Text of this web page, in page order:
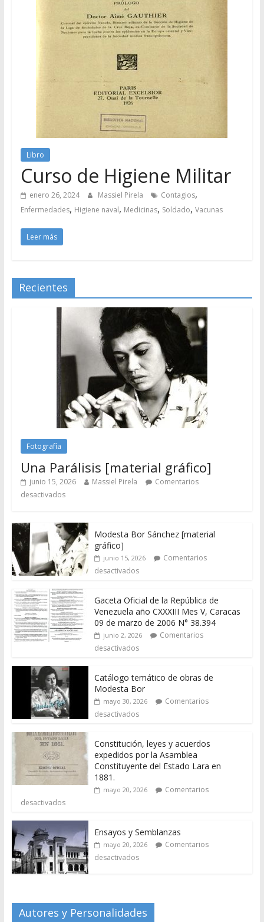
Libro
Curso de Higiene Militar
enero 26, 2024 Massiel Pirela Contagios,
Enfermedades, Higiene naval, Medicinas, Soldado, Vacunas
Leer más
Recientes
Fotografía
Una Parálisis [material gráfico]
junio 15, 2026 Massiel Pirela
Comentarios
desactivados
Modesta Bor Sánchez [material
gráfico]
junio 15, 2026
Comentarios
desactivados
Gaceta Oficial de la República de
Venezuela año CXXXIII Mes V, Caracas
09 de marzo de 2006 N° 38.394
junio 2, 2026
Comentarios
desactivados
Catálogo temático de obras de
Modesta Bor
mayo 30, 2026
Comentarios
desactivados
Constitución, leyes y acuerdos
expedidos por la Asamblea
Constituyente del Estado Lara en
1881.
mayo 20, 2026
Comentarios
desactivados
Ensayos y Semblanzas
mayo 20, 2026
Comentarios
desactivados
Autores y Personalidades